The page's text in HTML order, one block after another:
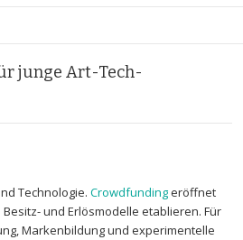
junge Art-Tech-
Technologie. Crowdfundingeröffnet
und ‍Erlösmodelle etablieren. Für
Markenbildung und experimentelle